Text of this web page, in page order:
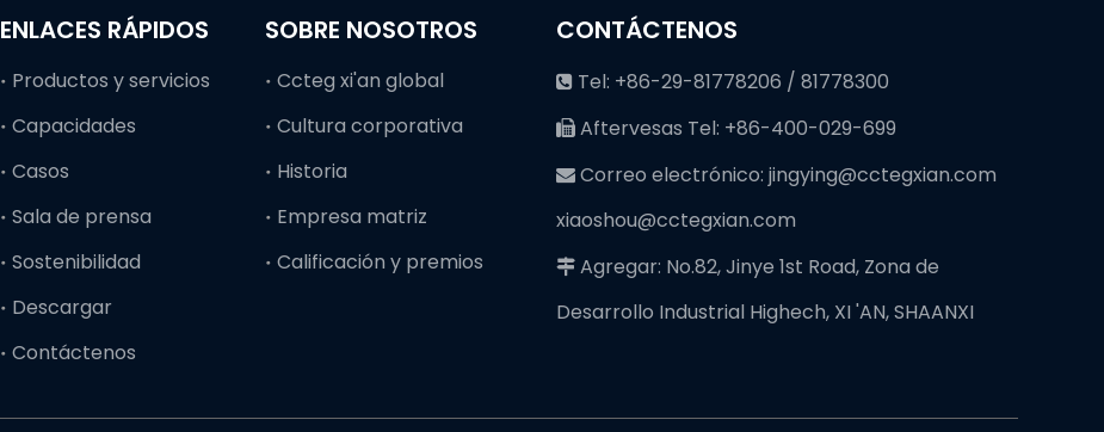
ENLACES RÁPIDOS
Productos y servicios
Capacidades
Casos
Sala de prensa
Sostenibilidad
Descargar
Contáctenos
SOBRE NOSOTROS
Ccteg xi'an global
Cultura corporativa
Historia
Empresa matriz
Calificación y premios
CONTÁCTENOS
 Tel: +86-29-81778206 / 81778300
 Aftervesas Tel: +86-400-029-699
 Correo electrónico:jingying@cctegxian.com
xiaoshou@cctegxian.com
 Agregar: No.82, Jinye 1st Road, Zona de
Desarrollo Industrial Highech, XI 'AN, SHAANXI